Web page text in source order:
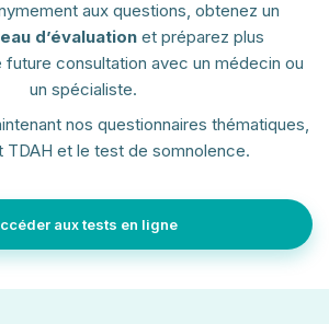
aux questions, obtenez un
d’évaluationet préparez plus
consultation avec un médecin ou
un spécialiste.
nos questionnaires thématiques,
TDAH et le test de somnolence.
aux tests en ligne